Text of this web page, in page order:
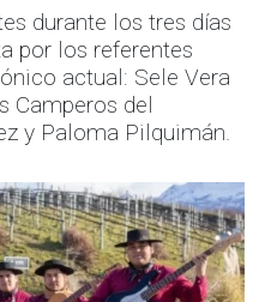
durante los tres días
por los referentes
actual: Sele Vera
Camperos del
y Paloma Pilquimán.